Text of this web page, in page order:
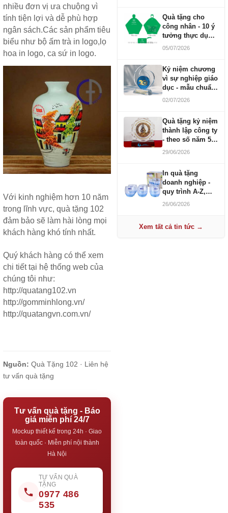
nhiều đơn vị ưa chuộng vì
tính tiện lợi và dễ phù hợp
ngân sách.Các sản phẩm tiêu
biểu như bộ ấm trà in logo,lọ
hoa in logo, ca sứ in logo.
Với kinh nghiệm hơn 10 năm
trong lĩnh vực, quà tặng 102
đảm bảo sẽ làm hài lòng mọi
khách hàng khó tính nhất.
Quý khách hàng có thể xem
chi tiết tại hệ thống web của
chúng tôi như:
http://quatang102.vn
http://gomminhlong.vn/
http://quatangvn.com.vn/
Nguồn: Quà Tặng 102 · Liên hệ
tư vấn quà tặng
Tư vấn quà tặng - Báo
giá miễn phí 24/7
Mockup thiết kế trong 24h · Giao
toàn quốc · Miễn phí nội thành
Hà Nội
TƯ VẤN QUÀ
TẶNG
0977 486
535
Quà tặng cho
công nhân - 10 ý
tưởng thực dụng
ngân sách 100-
05/07/2026
Kỷ niệm chương
vì sự nghiệp giáo
dục - mẫu chuẩn
2026
02/07/2026
Quà tặng kỷ niệm
thành lập công ty
- theo số năm 5,
10, 20, 30, 50
29/06/2026
In quà tặng
doanh nghiệp -
quy trình A-Z,
báo giá và thời
26/06/2026
Xem tất cả tin tức →